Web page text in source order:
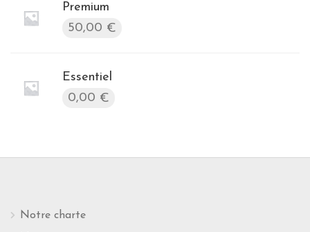
Premium
50,00 €
Essentiel
0,00 €
Notre charte